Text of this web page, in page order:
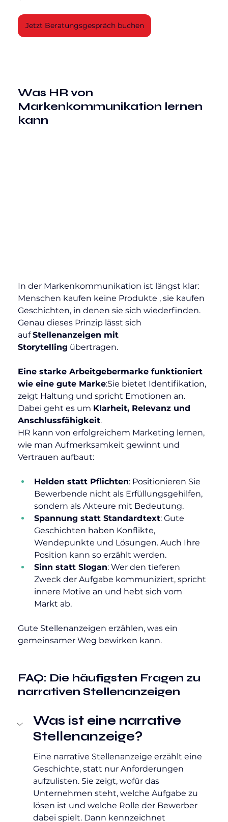
Jetzt Beratungsgespräch buchen
Was HR von
Markenkommunikation lernen
kann
In der Markenkommunikation ist längst klar:
Menschen kaufen keine Produkte , sie kaufen
Geschichten, in denen sie sich wiederfinden.
Genau dieses Prinzip lässt sich
auf Stellenanzeigen mit
Storytelling übertragen.
Eine starke Arbeitgebermarke funktioniert
wie eine gute Marke:Sie bietet Identifikation,
zeigt Haltung und spricht Emotionen an.
Dabei geht es um Klarheit, Relevanz und
Anschlussfähigkeit.
HR kann von erfolgreichem Marketing lernen,
wie man Aufmerksamkeit gewinnt und
Vertrauen aufbaut:
Helden statt Pflichten: Positionieren Sie
Bewerbende nicht als Erfüllungsgehilfen,
sondern als Akteure mit Bedeutung.
Spannung statt Standardtext: Gute
Geschichten haben Konflikte,
Wendepunkte und Lösungen. Auch Ihre
Position kann so erzählt werden.
Sinn statt Slogan: Wer den tieferen
Zweck der Aufgabe kommuniziert, spricht
innere Motive an und hebt sich vom
Markt ab.
Gute Stellenanzeigen erzählen, was ein
gemeinsamer Weg bewirken kann.
FAQ: Die häufigsten Fragen zu
narrativen Stellenanzeigen
Was ist eine narrative
Stellenanzeige?
Eine narrative Stellenanzeige erzählt eine
Geschichte, statt nur Anforderungen
aufzulisten. Sie zeigt, wofür das
Unternehmen steht, welche Aufgabe zu
lösen ist und welche Rolle der Bewerber
dabei spielt. Dann kennzeichnet